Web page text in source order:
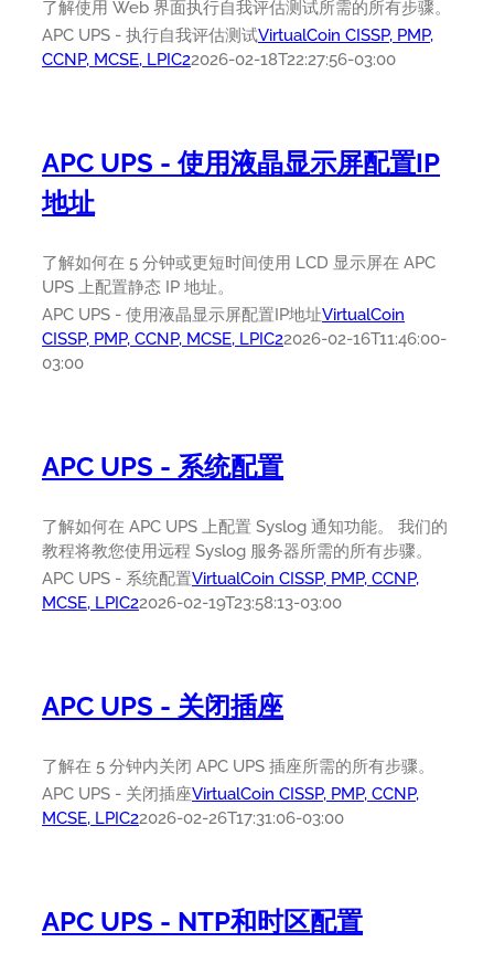
了解使用 Web 界面执行自我评估测试所需的所有步骤。
APC UPS - 执行自我评估测试VirtualCoin CISSP, PMP,
CCNP, MCSE, LPIC22026-02-18T22:27:56-03:00
APC UPS - 使用液晶显示屏配置IP
地址
了解如何在 5 分钟或更短时间使用 LCD 显示屏在 APC
UPS 上配置静态 IP 地址。
APC UPS - 使用液晶显示屏配置IP地址VirtualCoin
CISSP, PMP, CCNP, MCSE, LPIC22026-02-16T11:46:00-
03:00
APC UPS - 系统配置
了解如何在 APC UPS 上配置 Syslog 通知功能。 我们的
教程将教您使用远程 Syslog 服务器所需的所有步骤。
APC UPS - 系统配置VirtualCoin CISSP, PMP, CCNP,
MCSE, LPIC22026-02-19T23:58:13-03:00
APC UPS - 关闭插座
了解在 5 分钟内关闭 APC UPS 插座所需的所有步骤。
APC UPS - 关闭插座VirtualCoin CISSP, PMP, CCNP,
MCSE, LPIC22026-02-26T17:31:06-03:00
APC UPS - NTP和时区配置